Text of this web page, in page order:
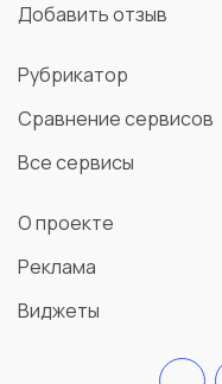
Добавить отзыв
Рубрикатор
Сравнение сервисов
Все сервисы
О проекте
Реклама
Виджеты